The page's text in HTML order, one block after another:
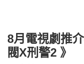
8月電視劇推
閥X刑警2 》